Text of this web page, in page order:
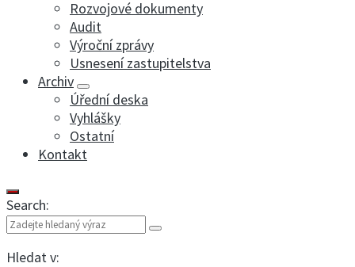
Rozvojové dokumenty
Audit
Výroční zprávy
Usnesení zastupitelstva
Archiv
Úřední deska
Vyhlášky
Ostatní
Kontakt
Search:
Hledat v: